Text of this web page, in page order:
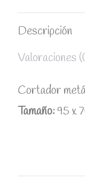
Descripción
Valoraciones
Cortador
Tamaño:95 x